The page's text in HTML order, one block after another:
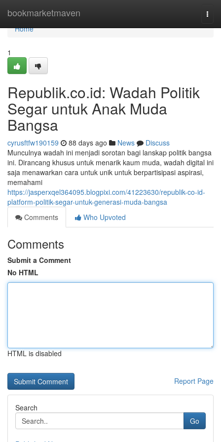
bookmarketmaven
Home
Home
1
Republik.co.id: Wadah Politik
Segar untuk Anak Muda
Bangsa
cyrusftfw190159 88 days ago News
Discuss
Munculnya wadah ini menjadi sorotan bagi lanskap politik bangsa
ini. Dirancang khusus untuk menarik kaum muda, wadah digital ini
saja menawarkan cara untuk unik untuk berpartisipasi aspirasi,
memahami
https://jasperxqel364095.blogpixi.com/41223630/republik-co-id-
platform-politik-segar-untuk-generasi-muda-bangsa
Comments
Who Upvoted
Comments
Submit a Comment
No HTML
HTML is disabled
Report Page
Search
Go